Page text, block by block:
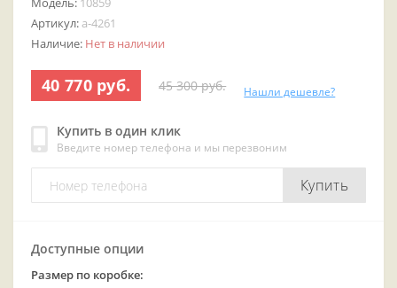
Артикул: a-4261
Наличие: Нет в наличии
40 770 руб. 45 300 руб. Нашли дешевле?
Купить в один клик
Введите номер телефона и мы перезвоним
Купить
Доступные опции
Размер по коробке: